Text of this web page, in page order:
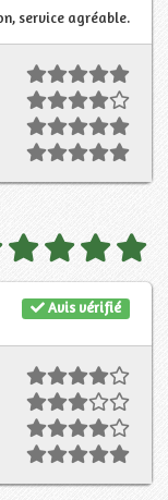
service agréable.
Avis vérifié